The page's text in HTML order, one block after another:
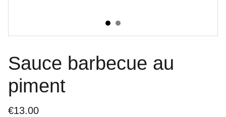
Sauce barbecue au
piment
€13.00